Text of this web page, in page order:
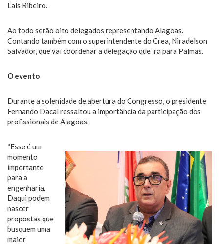
Laís Ribeiro.
Ao todo serão oito delegados representando Alagoas.
Contando também com o superintendente do Crea, Niradelson
Salvador, que vai coordenar a delegação que irá para Palmas.
O evento
Durante a solenidade de abertura do Congresso, o presidente
Fernando Dacal ressaltou a importância da participação dos
profissionais de Alagoas.
“Esse é um
momento
importante
para a
engenharia.
Daqui podem
nascer
propostas que
busquem uma
maior